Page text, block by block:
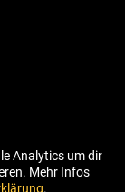
Analytics um dir
Mehr Infos
.